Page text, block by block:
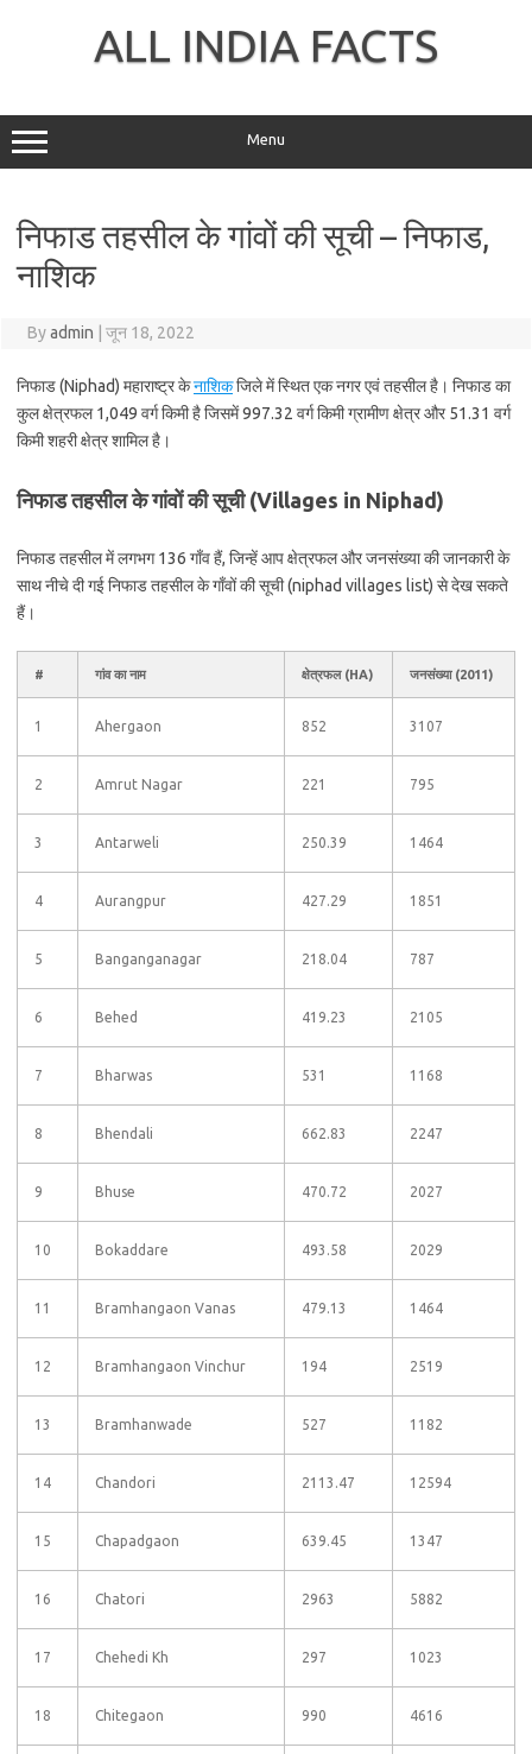
ALL INDIA FACTS
Menu
निफाड तहसील के गांवों की सूची – निफाड,
नाशिक
Byadmin जून 18, 2022
निफाड (Niphad) महाराष्ट्र केनाशिकजिले में स्थित एक नगर एवं तहसील है। निफाड का
कुल क्षेत्रफल 1,049 वर्ग किमी है जिसमें 997.32 वर्ग किमी ग्रामीण क्षेत्र और 51.31 वर्ग
किमी शहरी क्षेत्र शामिल है।
निफाड तहसील के गांवों की सूची (Villages in Niphad)
निफाड तहसील में लगभग 136 गाँव हैं, जिन्हें आप क्षेत्रफल और जनसंख्या की जानकारी के
साथ नीचे दी गई निफाड तहसील के गाँवों की सूची (niphad villages list) से देख सकते
हैं।
# गांव का नाम क्षेत्रफल (HA) जनसंख्या (2011)
1 Ahergaon 852 3107
2 Amrut Nagar 221 795
3 Antarweli 250.39 1464
4 Aurangpur 427.29 1851
5 Banganganagar 218.04 787
6 Behed 419.23 2105
7 Bharwas 531 1168
8 Bhendali 662.83 2247
9 Bhuse 470.72 2027
10 Bokaddare 493.58 2029
11 Bramhangaon Vanas 479.13 1464
12 Bramhangaon Vinchur 194 2519
13 Bramhanwade 527 1182
14 Chandori 2113.47 12594
15 Chapadgaon 639.45 1347
16 Chatori 2963 5882
17 Chehedi Kh 297 1023
18 Chitegaon 990 4616